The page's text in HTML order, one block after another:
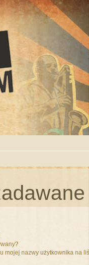
mojej nazwy użytkownika na